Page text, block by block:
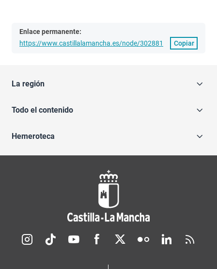
Enlace permanente:
https://www.castillalamancha.es/node/302881
Copiar
La región
Todo el contenido
Hemeroteca
Redes sociales JCCM